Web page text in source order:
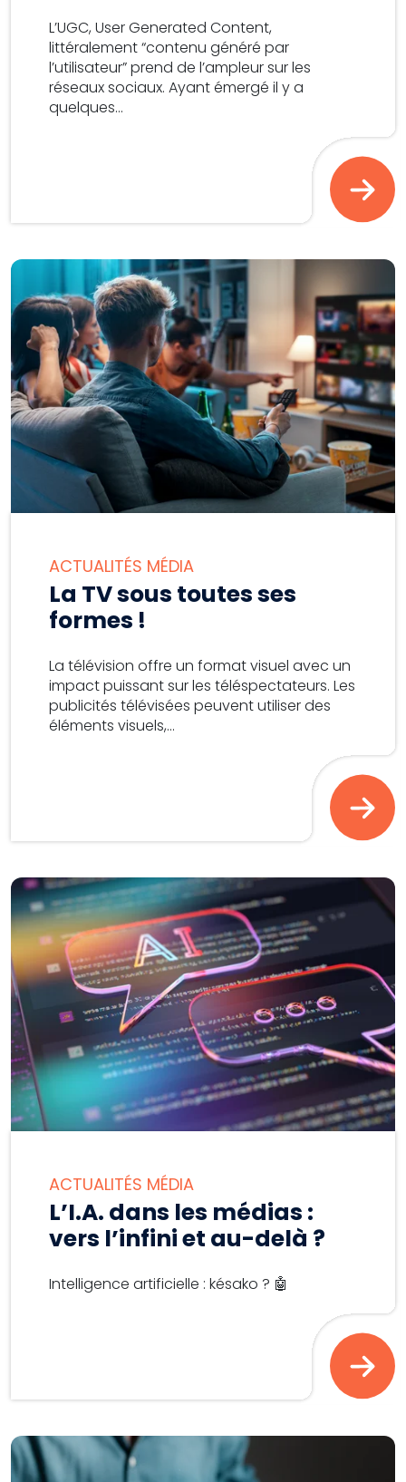
L’UGC, User Generated Content,
littéralement “contenu généré par
l’utilisateur” prend de l’ampleur sur les
réseaux sociaux. Ayant émergé il y a
quelques...
ACTUALITÉS MÉDIA
La TV sous toutes ses
formes !
La télévision offre un format visuel avec un
impact puissant sur les téléspectateurs. Les
publicités télévisées peuvent utiliser des
éléments visuels,...
ACTUALITÉS MÉDIA
L’I.A. dans les médias :
vers l’infini et au-delà ?
Intelligence artificielle : késako ? 🤖